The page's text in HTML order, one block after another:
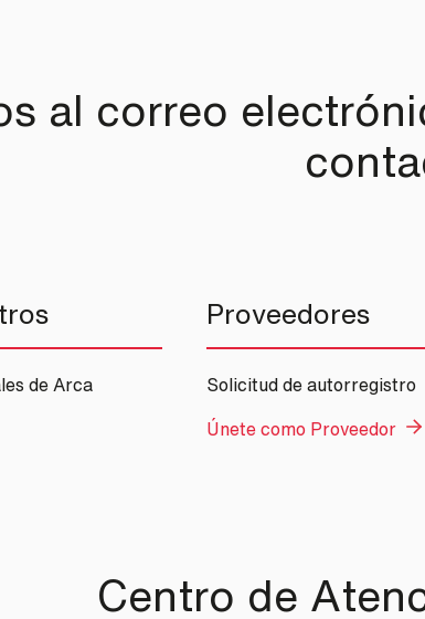
al correo
de Arca
Proveedores
Solicitud de autorregistro
Únete como Proveedor
Centro de